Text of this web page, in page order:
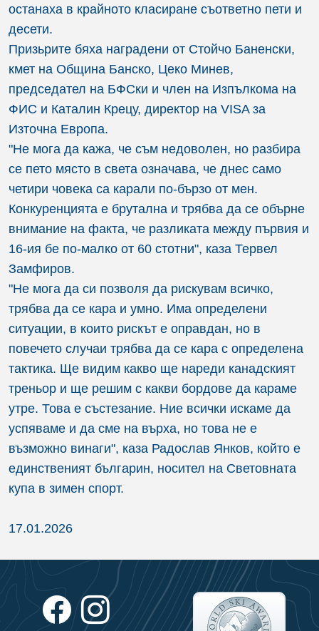
останаха в крайното класиране съответно пети и
десети.
Призьрите бяха наградени от Стойчо Баненски,
кмет на Община Банско, Цеко Минев,
председател на БФСки и член на Изпълкома на
ФИС и Каталин Крецу, директор на VISA за
Източна Европа.
"Не мога да кажа, че съм недоволен, но разбира
се пето място в света означава, че днес само
четири човека са карали по-бързо от мен.
Конкуренцията е брутална и трябва да се обърне
внимание на факта, че разликата между първия и
16-ия бе по-малко от 60 стотни", каза Тервел
Замфиров.
"Не мога да си позволя да рискувам всичко,
трябва да се кара и умно. Има определени
ситуации, в които рискът е оправдан, но в
повечето случаи трябва да се кара с определена
тактика. Ще видим какво ще нареди канадският
треньор и ще решим с какви бордове да караме
утре. Това е състезание. Ние всички искаме да
успяваме и да сме на върха, но това не е
възможно винаги", каза Радослав Янков, който е
единственият българин, носител на Световната
купа в зимен спорт.
17.01.2026